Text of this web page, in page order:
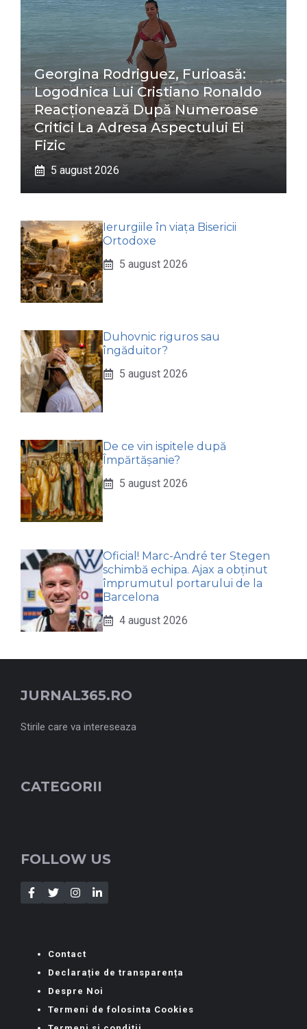
Georgina Rodriguez, Furioasă:
Logodnica Lui Cristiano Ronaldo
Reacționează După Numeroase
Critici La Adresa Aspectului Ei
Fizic
5 august 2026
Ierurgiile în viața Bisericii
Ortodoxe
5 august 2026
Duhovnic riguros sau
îngăduitor?
5 august 2026
De ce vin ispitele după
Împărtășanie?
5 august 2026
Oficial! Marc-André ter Stegen
schimbă echipa. Ajax a obținut
împrumutul portarului de la
Barcelona
4 august 2026
JURNAL365.RO
Stirile care va intereseaza
CATEGORII
FOLLOW US
Contact
Declarație de transparența
Despre Noi
Termeni de folosinta Cookies